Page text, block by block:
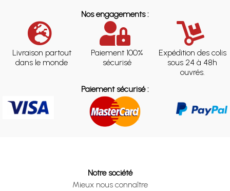
Nos engagements :
Livraison partout
dans le monde
Paiement 100%
sécurisé
Expédition des colis
sous 24 à 48h
ouvrés.
Paiement sécurisé :
Notre société
Mieux nous connaître